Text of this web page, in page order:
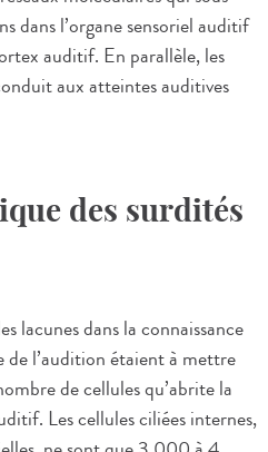
dans l’organe sensoriel auditif
auditif. En parallèle, les
aux atteintes auditives
des surdités
lacunes dans la connaissance
l’audition étaient à mettre
de cellules qu’abrite la
Les cellules ciliées internes,